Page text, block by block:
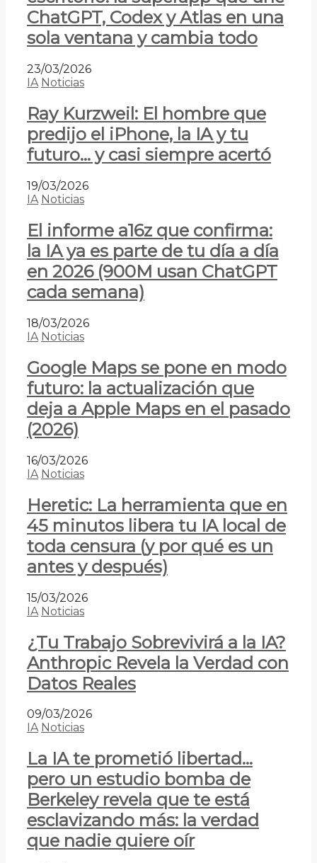
ChatGPT, Codex y Atlas en una
sola ventana y cambia todo
23/03/2026
IA Noticias
Ray Kurzweil: El hombre que
predijo el iPhone, la IA y tu
futuro… y casi siempre acertó
19/03/2026
IA Noticias
El informe a16z que confirma:
la IA ya es parte de tu día a día
en 2026 (900M usan ChatGPT
cada semana)
18/03/2026
IA Noticias
Google Maps se pone en modo
futuro: la actualización que
deja a Apple Maps en el pasado
(2026)
16/03/2026
IA Noticias
Heretic: La herramienta que en
45 minutos libera tu IA local de
toda censura (y por qué es un
antes y después)
15/03/2026
IA Noticias
¿Tu Trabajo Sobrevivirá a la IA?
Anthropic Revela la Verdad con
Datos Reales
09/03/2026
IA Noticias
La IA te prometió libertad…
pero un estudio bomba de
Berkeley revela que te está
esclavizando más: la verdad
que nadie quiere oír